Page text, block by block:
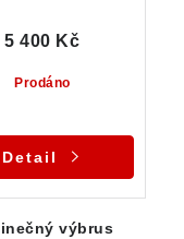
Prodáno
5 400 Kč
Detail
výbrus